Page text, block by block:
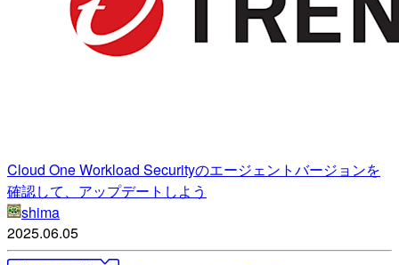
Cloud One Workload Securityのエージェントバージョンを
確認して、アップデートしよう
shima
2025.06.05